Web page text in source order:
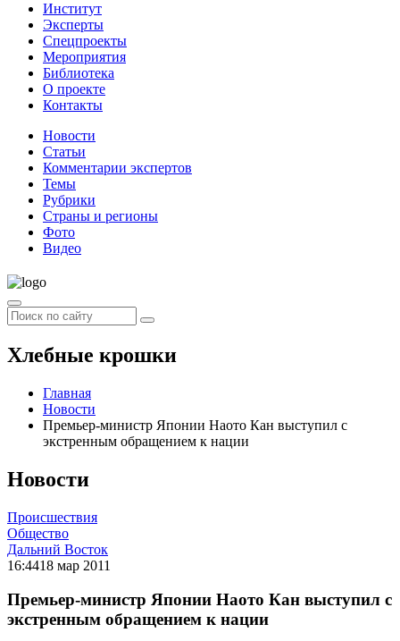
Институт
Эксперты
Спецпроекты
Мероприятия
Библиотека
О проекте
Контакты
Новости
Статьи
Комментарии экспертов
Темы
Рубрики
Страны и регионы
Фото
Видео
Хлебные крошки
Главная
Новости
Премьер-министр Японии Наото Кан выступил с
экстренным обращением к нации
Новости
Происшествия
Общество
Дальний Восток
16:4418 мар 2011
Премьер-министр Японии Наото Кан выступил с
экстренным обращением к нации